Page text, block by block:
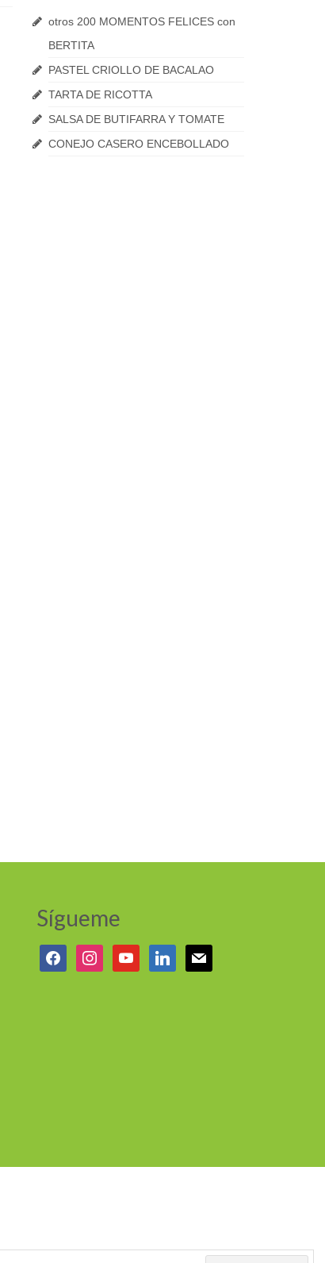
otros 200 MOMENTOS FELICES con
BERTITA
PASTEL CRIOLLO DE BACALAO
TARTA DE RICOTTA
SALSA DE BUTIFARRA Y TOMATE
CONEJO CASERO ENCEBOLLADO
Sígueme
facebookinstagramyoutube linkedin mail